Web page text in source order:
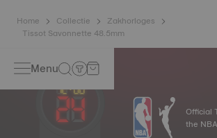
Home Collectie
Zakhorloges
Tissot Savonnette 48.5mm
Menu
Official
the